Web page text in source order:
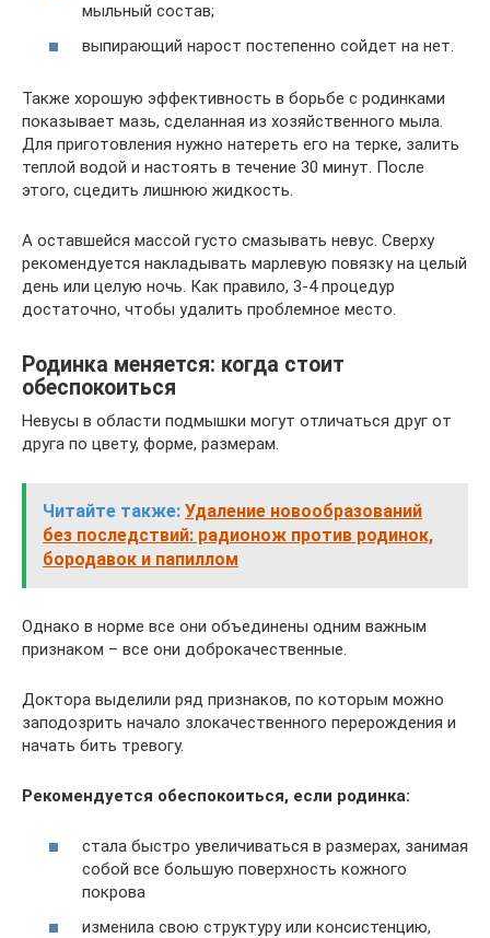
мыльный состав;
выпирающий нарост постепенно сойдет на нет.
Также хорошую эффективность в борьбе с родинками
показывает мазь, сделанная из хозяйственного мыла.
Для приготовления нужно натереть его на терке, залить
теплой водой и настоять в течение 30 минут. После
этого, сцедить лишнюю жидкость.
А оставшейся массой густо смазывать невус. Сверху
рекомендуется накладывать марлевую повязку на целый
день или целую ночь. Как правило, 3-4 процедур
достаточно, чтобы удалить проблемное место.
Родинка меняется: когда стоит
обеспокоиться
Невусы в области подмышки могут отличаться друг от
друга по цвету, форме, размерам.
Читайте также: Удаление новообразований
без последствий: радионож против родинок,
бородавок и папиллом
Однако в норме все они объединены одним важным
признаком – все они доброкачественные.
Доктора выделили ряд признаков, по которым можно
заподозрить начало злокачественного перерождения и
начать бить тревогу.
Рекомендуется обеспокоиться, если родинка:
стала быстро увеличиваться в размерах, занимая
собой все большую поверхность кожного
покрова
изменила свою структуру или консистенцию,